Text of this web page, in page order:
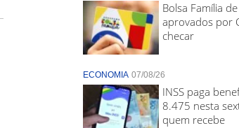
Bolsa Família
aprovados por
checar
ECONOMIA 07/08/26
INSS paga
8.475 nesta
quem recebe